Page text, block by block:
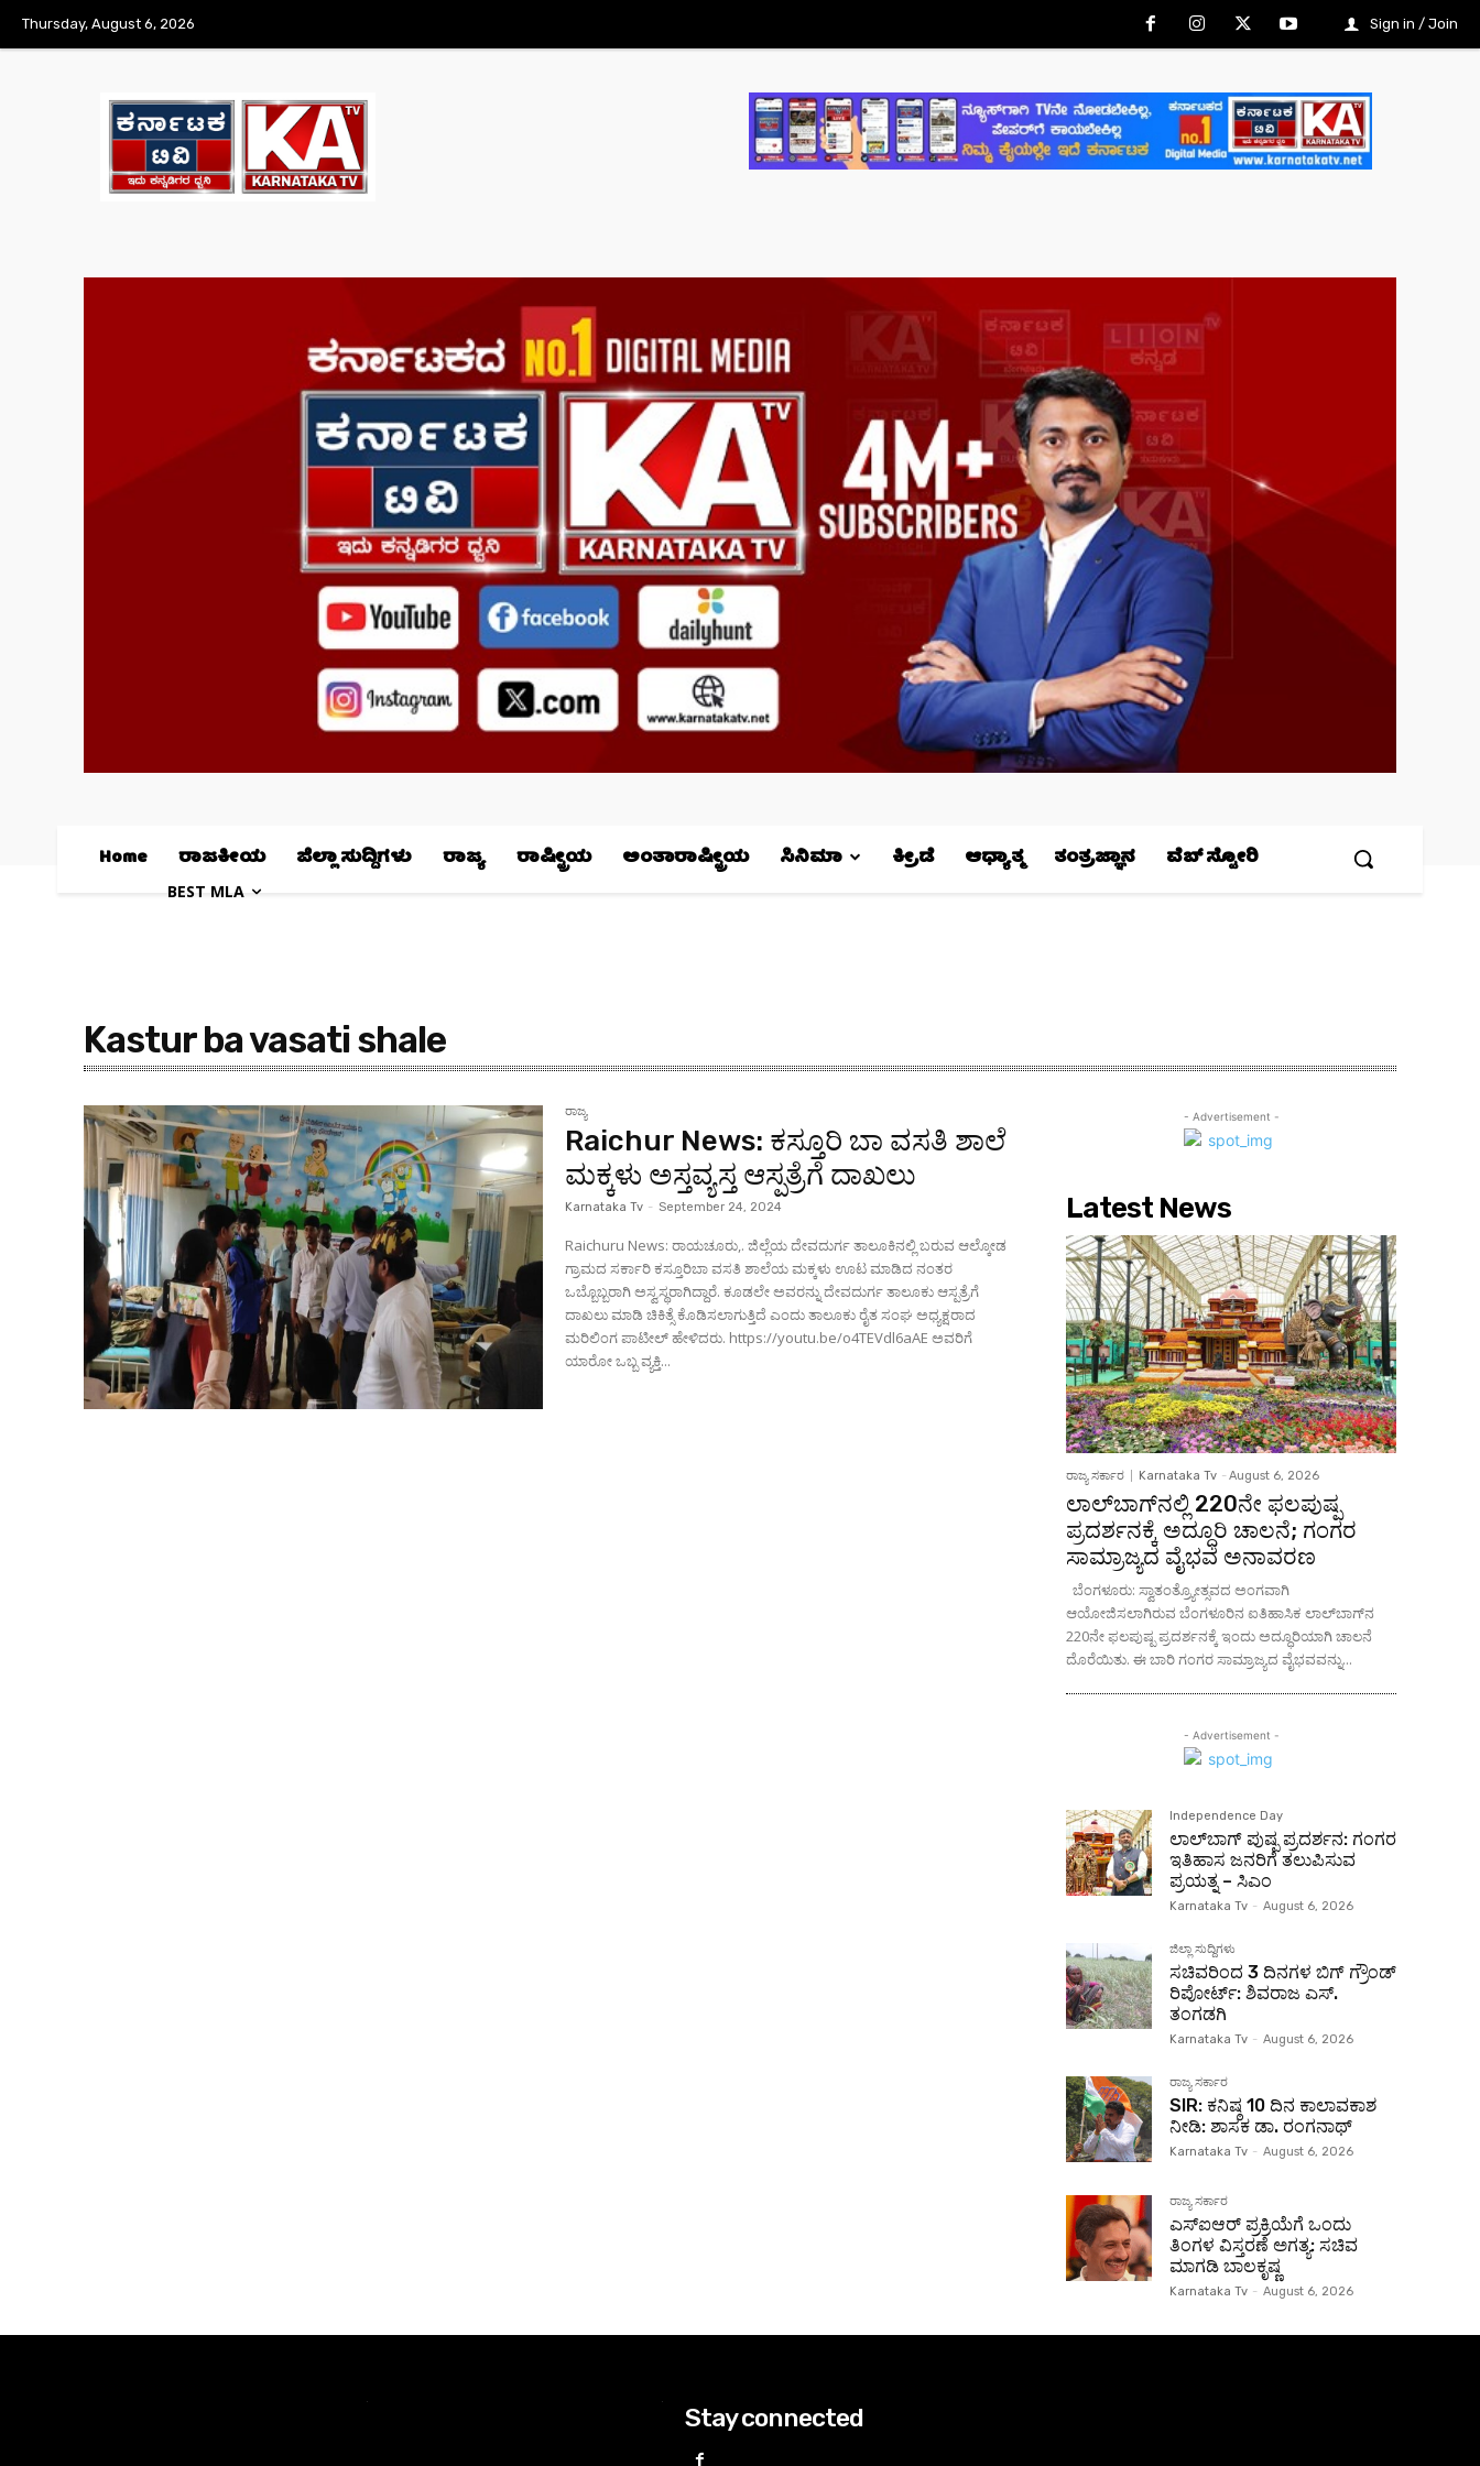
Thursday, August 6, 2026 Sign in / Join
Home ರಾಜಕೀಯ ಜಿಲ್ಲಾ ಸುದ್ದಿಗಳು ರಾಜ್ಯ ರಾಷ್ಟ್ರೀಯ ಅಂತಾರಾಷ್ಟ್ರೀಯ ಸಿನಿಮಾ ಕ್ರೀಡೆ ಆಧ್ಯಾತ್ಮ ತಂತ್ರಜ್ಞಾನ ವೆಬ್ ಸ್ಟೋರಿ
BEST MLA
Kastur ba vasati shale
ರಾಜ್ಯ
Raichur News: ಕಸ್ತೂರಿ ಬಾ ವಸತಿ ಶಾಲೆ
ಮಕ್ಕಳು ಅಸ್ತವ್ಯಸ್ತ ಆಸ್ಪತ್ರೆಗೆ ದಾಖಲು
Karnataka Tv - September 24, 2024
Raichuru News: ರಾಯಚೂರು,. ಜಿಲ್ಲೆಯ ದೇವದುರ್ಗ ತಾಲೂಕಿನಲ್ಲಿ ಬರುವ ಆಲ್ಕೋಡ
ಗ್ರಾಮದ ಸರ್ಕಾರಿ ಕಸ್ತೂರಿಬಾ ವಸತಿ ಶಾಲೆಯ ಮಕ್ಕಳು ಊಟ ಮಾಡಿದ ನಂತರ
ಒಬ್ಬೊಬ್ಬರಾಗಿ ಅಸ್ವಸ್ಥರಾಗಿದ್ದಾರೆ. ಕೂಡಲೇ ಅವರನ್ನು ದೇವದುರ್ಗ ತಾಲೂಕು ಆಸ್ಪತ್ರೆಗೆ
ದಾಖಲು ಮಾಡಿ ಚಿಕಿತ್ಸೆ ಕೊಡಿಸಲಾಗುತ್ತಿದೆ ಎಂದು ತಾಲೂಕು ರೈತ ಸಂಘ ಅಧ್ಯಕ್ಷರಾದ
ಮರಿಲಿಂಗ ಪಾಟೀಲ್ ಹೇಳಿದರು. https://youtu.be/o4TEVdl6aAE ಅವರಿಗೆ
ಯಾರೋ ಒಬ್ಬ ವ್ಯಕ್ತಿ...
- Advertisement -
Latest News
ರಾಜ್ಯ ಸರ್ಕಾರ Karnataka Tv - August 6, 2026
ಲಾಲ್‌ಬಾಗ್‌ನಲ್ಲಿ 220ನೇ ಫಲಪುಷ್ಪ
ಪ್ರದರ್ಶನಕ್ಕೆ ಅದ್ಧೂರಿ ಚಾಲನೆ; ಗಂಗರ
ಸಾಮ್ರಾಜ್ಯದ ವೈಭವ ಅನಾವರಣ
ಬೆಂಗಳೂರು: ಸ್ವಾತಂತ್ರ್ಯೋತ್ಸವದ ಅಂಗವಾಗಿ
ಆಯೋಜಿಸಲಾಗಿರುವ ಬೆಂಗಳೂರಿನ ಐತಿಹಾಸಿಕ ಲಾಲ್‌ಬಾಗ್‌ನ
220ನೇ ಫಲಪುಷ್ಪ ಪ್ರದರ್ಶನಕ್ಕೆ ಇಂದು ಅದ್ಧೂರಿಯಾಗಿ ಚಾಲನೆ
ದೊರೆಯಿತು. ಈ ಬಾರಿ ಗಂಗರ ಸಾಮ್ರಾಜ್ಯದ ವೈಭವವನ್ನು...
- Advertisement -
Independence Day
ಲಾಲ್‌ಬಾಗ್ ಪುಷ್ಪ ಪ್ರದರ್ಶನ: ಗಂಗರ
ಇತಿಹಾಸ ಜನರಿಗೆ ತಲುಪಿಸುವ
ಪ್ರಯತ್ನ – ಸಿಎಂ
Karnataka Tv - August 6, 2026
ಜಿಲ್ಲಾ ಸುದ್ದಿಗಳು
ಸಚಿವರಿಂದ 3 ದಿನಗಳ ಬಿಗ್ ಗ್ರೌಂಡ್
ರಿಪೋರ್ಟ್: ಶಿವರಾಜ ಎಸ್.
ತಂಗಡಗಿ
Karnataka Tv - August 6, 2026
ರಾಜ್ಯ ಸರ್ಕಾರ
SIR: ಕನಿಷ್ಠ 10 ದಿನ ಕಾಲಾವಕಾಶ
ನೀಡಿ: ಶಾಸಕ ಡಾ. ರಂಗನಾಥ್
Karnataka Tv - August 6, 2026
ರಾಜ್ಯ ಸರ್ಕಾರ
ಎಸ್‌ಐಆರ್ ಪ್ರಕ್ರಿಯೆಗೆ ಒಂದು
ತಿಂಗಳ ವಿಸ್ತರಣೆ ಅಗತ್ಯ: ಸಚಿವ
ಮಾಗಡಿ ಬಾಲಕೃಷ್ಣ
Karnataka Tv - August 6, 2026
Stay connected